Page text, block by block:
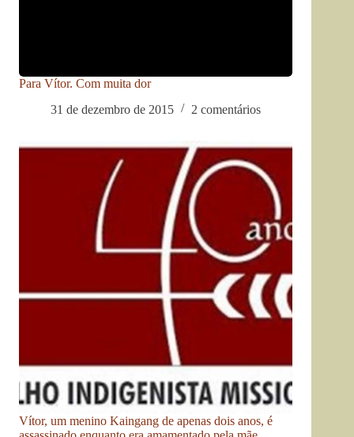
Para Vítor. Com muita dor
31 de dezembro de 2015
2 comentários
Vítor, um menino Kaingang de apenas dois anos, é